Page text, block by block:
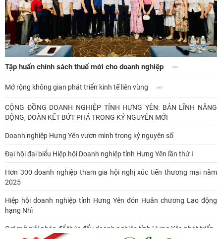
Tập huấn chính sách thuế mới cho doanh nghiệp
Mở rộng không gian phát triển kinh tế liên vùng
CỘNG ĐỒNG DOANH NGHIỆP TỈNH HƯNG YÊN: BẢN LĨNH NĂNG
ĐỘNG, ĐOÀN KẾT BỨT PHÁ TRONG KỶ NGUYÊN MỚI
Doanh nghiệp Hưng Yên vươn mình trong kỷ nguyên số
Đại hội đại biểu Hiệp hội Doanh nghiệp tỉnh Hưng Yên lần thứ I
Hơn 300 doanh nghiệp tham gia hội nghị xúc tiến thương mại năm
2025
Hiệp hội doanh nghiệp tỉnh Hưng Yên đón Huân chương Lao động
hạng Nhì
Gợi mở giải pháp để thúc đẩy doanh nghiệp tỉnh Hưng Yên phát triển